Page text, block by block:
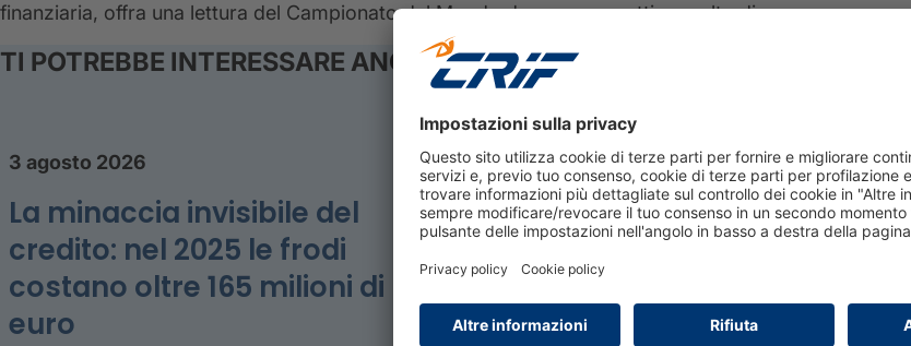
finanziaria, offra una lettura del Campionato del Mondo da una prospettiva molto diversa.
TI POTREBBE INTERESSARE ANCHE
3 agosto 2026
La minaccia invisibile del
credito: nel 2025 le frodi
costano oltre 165 milioni di
euro
29 luglio 2026
Bussola Mutui CRIF –
MutuiSupermarket secondo
trimestre 2026